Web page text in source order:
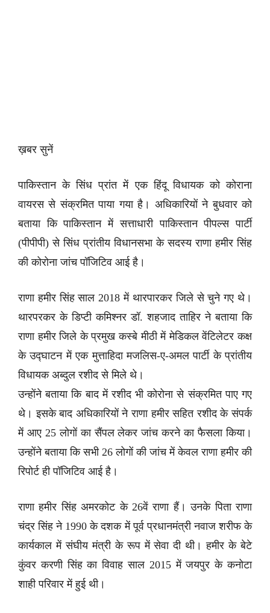
ख़बर सुनें
पाकिस्तान के सिंध प्रांत में एक हिंदू विधायक को कोराना
वायरस से संक्रमित पाया गया है। अधिकारियों ने बुधवार को
बताया कि पाकिस्तान में सत्ताधारी पाकिस्तान पीपल्स पार्टी
(पीपीपी) से सिंध प्रांतीय विधानसभा के सदस्य राणा हमीर सिंह
की कोरोना जांच पॉजिटिव आई है।
राणा हमीर सिंह साल 2018 में थारपारकर जिले से चुने गए थे।
थारपरकर के डिप्टी कमिश्नर डॉ. शहजाद ताहिर ने बताया कि
राणा हमीर जिले के प्रमुख कस्बे मीठी में मेडिकल वेंटिलेटर कक्ष
के उद्घाटन में एक मुत्ताहिदा मजलिस-ए-अमल पार्टी के प्रांतीय
विधायक अब्दुल रशीद से मिले थे।
उन्होंने बताया कि बाद में रशीद भी कोरोना से संक्रमित पाए गए
थे। इसके बाद अधिकारियों ने राणा हमीर सहित रशीद के संपर्क
में आए 25 लोगों का सैंपल लेकर जांच करने का फैसला किया।
उन्होंने बताया कि सभी 26 लोगों की जांच में केवल राणा हमीर की
रिपोर्ट ही पॉजिटिव आई है।
राणा हमीर सिंह अमरकोट के 26वें राणा हैं। उनके पिता राणा
चंद्र सिंह ने 1990 के दशक में पूर्व प्रधानमंत्री नवाज शरीफ के
कार्यकाल में संघीय मंत्री के रूप में सेवा दी थी। हमीर के बेटे
कुंवर करणी सिंह का विवाह साल 2015 में जयपुर के कनोटा
शाही परिवार में हुई थी।